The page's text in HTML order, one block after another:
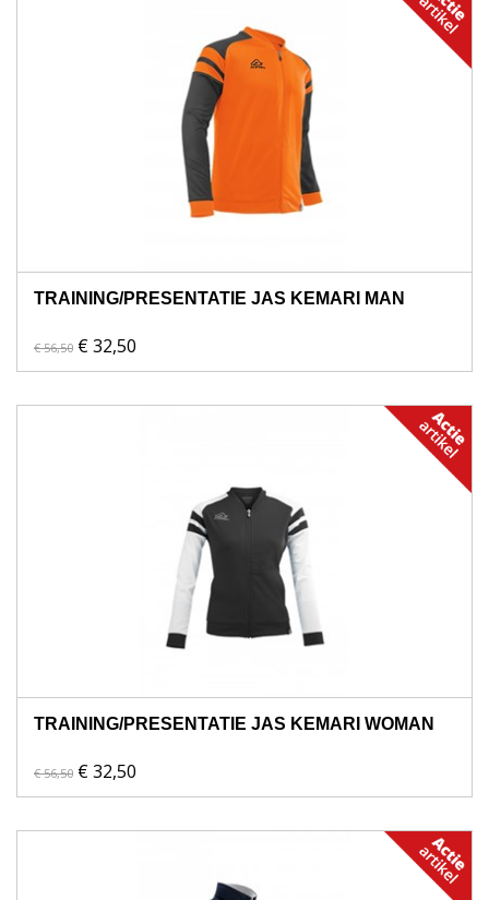
TRAINING/PRESENTATIE JAS KEMARI MAN
€ 56,50 € 32,50
TRAINING/PRESENTATIE JAS KEMARI WOMAN
€ 56,50 € 32,50